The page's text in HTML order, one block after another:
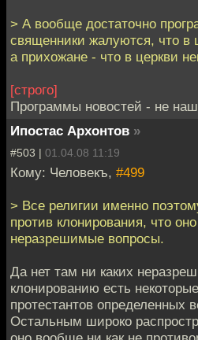
> А вообще достаточно
священники жалуются, что в
а прихожане - что в церкви
[строго]
Программы новостей - не наш
Ипостас Архонтов »
#503 | 01.04.08 11:19
Кому: Человекъ, #499
> Все религии именно
против клонирования, что
неразрешимые вопросы.
Да нет там ни каких
клонированию есть
протестантов определенных
Остальным широко